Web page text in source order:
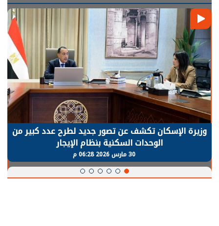
وزيرة الإسكان تكشف عن تصور جديد لطرح عدد كبير من
الوحدات السكنية بنظام الإيجار